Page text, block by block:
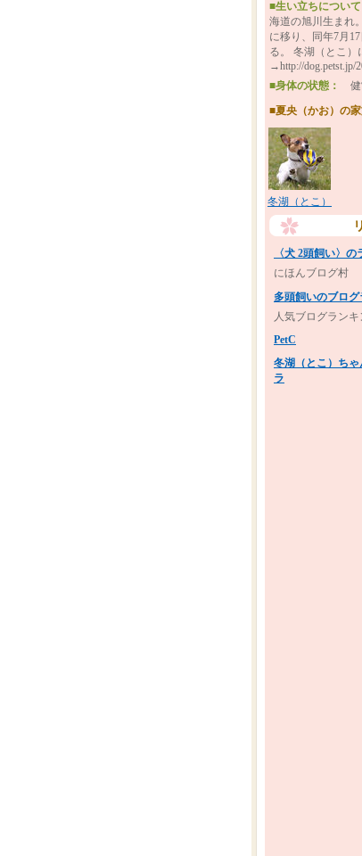
■生い立ちについ
海道の旭川生まれ
に移り、同年7月
る。 冬湖（とこ）
→http://dog.petst.jp/
■身体の状態：
■夏央（かお）の
冬湖（とこ）
〈犬 2頭飼い〉
にほんブログ村
多頭飼いのブロ
人気ブログランキ
PetC
冬湖（とこ）ち
ラ